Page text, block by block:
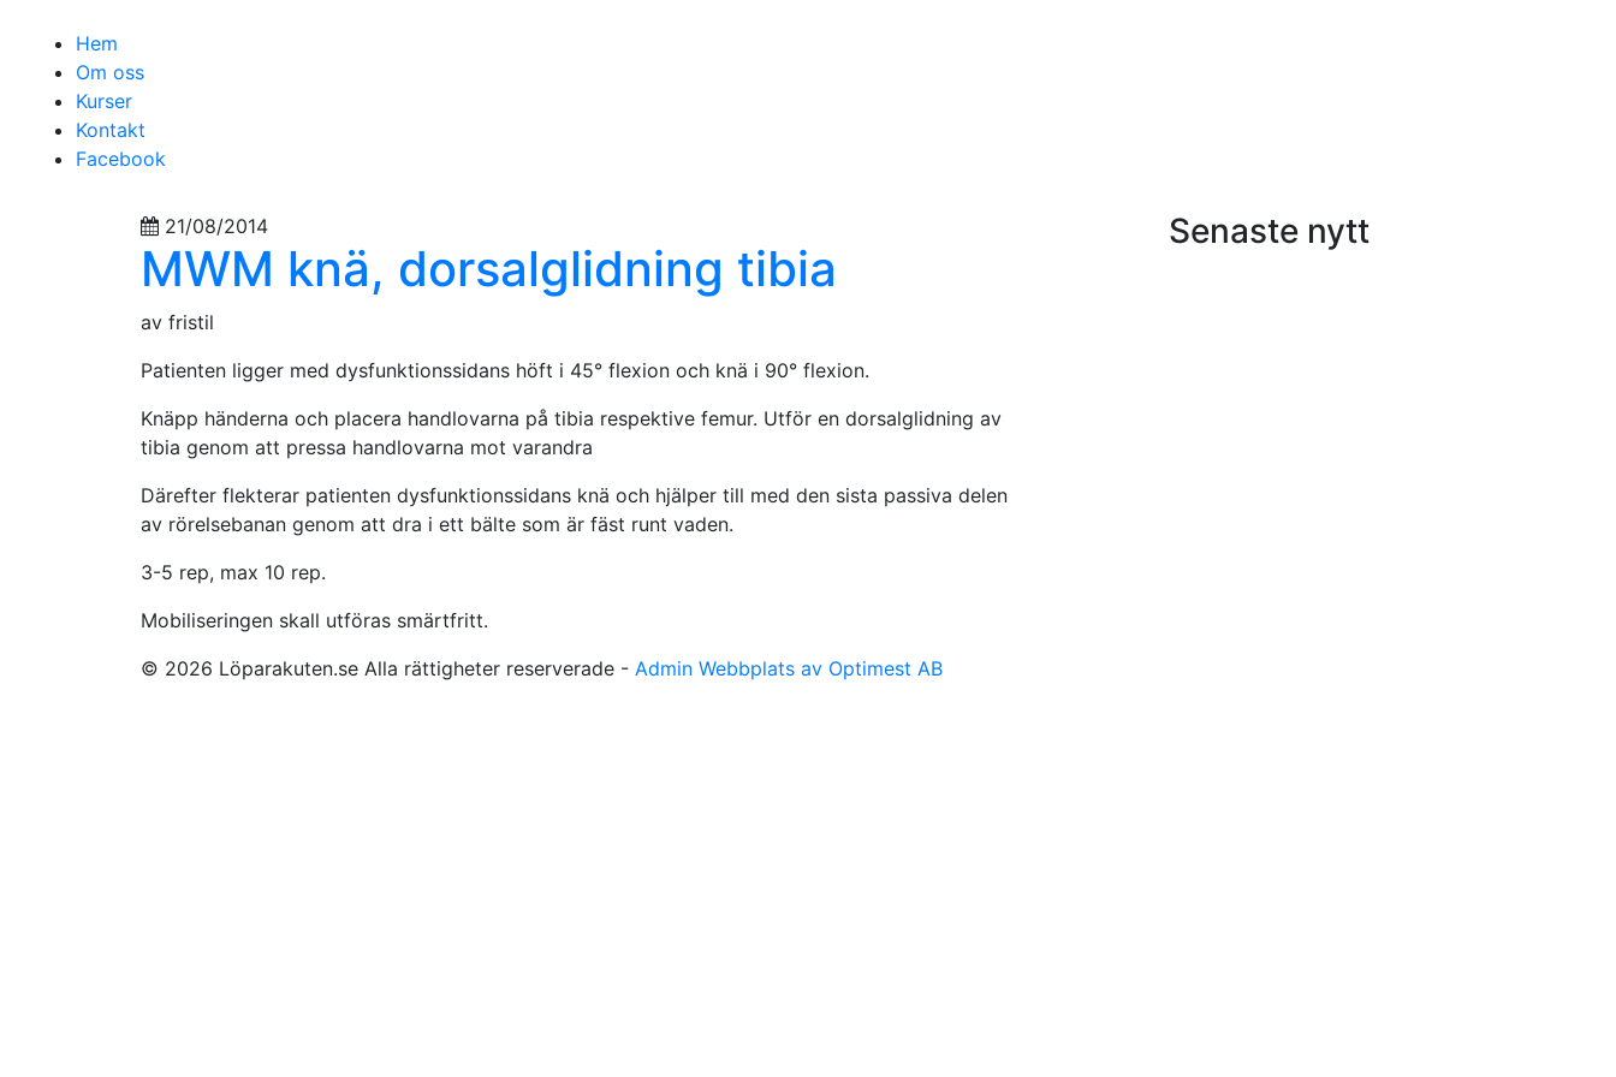
Hem
Om oss
Kurser
Kontakt
Facebook
21/08/2014
MWM knä, dorsalglidning tibia
av fristil
Patienten ligger med dysfunktionssidans höft i 45° flexion och knä i 90° flexion.
Knäpp händerna och placera handlovarna på tibia respektive femur. Utför en dorsalglidning av
tibia genom att pressa handlovarna mot varandra
Därefter flekterar patienten dysfunktionssidans knä och hjälper till med den sista passiva delen
av rörelsebanan genom att dra i ett bälte som är fäst runt vaden.
3-5 rep, max 10 rep.
Mobiliseringen skall utföras smärtfritt.
Senaste nytt
© 2026 Löparakuten.se Alla rättigheter reserverade - Admin Webbplats av Optimest AB